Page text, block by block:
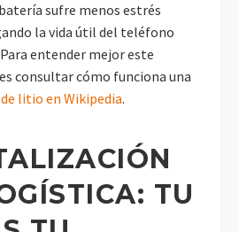
sufre menos estrés
la vida útil del teléfono
entender mejor este
consultar cómo funciona una
litio en Wikipedia.
TU